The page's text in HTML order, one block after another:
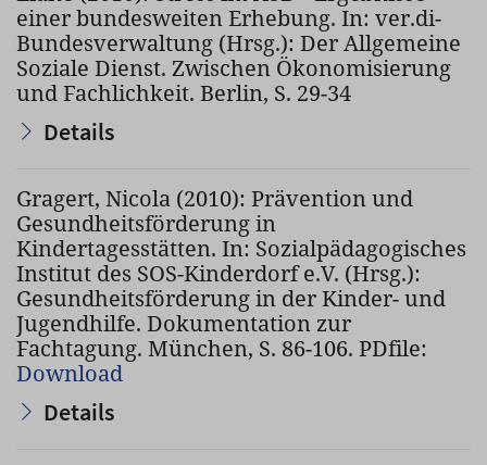
einer bundesweiten Erhebung. In: ver.di-
Bundesverwaltung (Hrsg.): Der Allgemeine
Soziale Dienst. Zwischen Ökonomisierung
und Fachlichkeit. Berlin, S. 29-34
Details
Gragert, Nicola (2010): Prävention und
Gesundheitsförderung in
Kindertagesstätten. In: Sozialpädagogisches
Institut des SOS-Kinderdorf e.V. (Hrsg.):
Gesundheitsförderung in der Kinder- und
Jugendhilfe. Dokumentation zur
Fachtagung. München, S. 86-106. PDfile:
Download
Details